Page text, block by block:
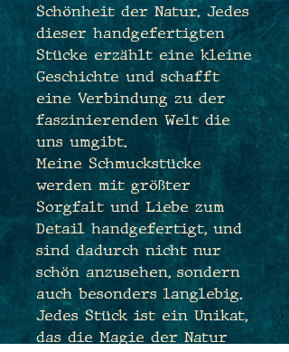
Schönheit der Natur. Jedes
dieser handgefertigten
Stücke erzählt eine kleine
Geschichte und schafft
eine Verbindung zu der
faszinierenden Welt die
uns umgibt.
Meine Schmuckstücke
werden mit größter
Sorgfalt und Liebe zum
Detail handgefertigt, und
sind dadurch nicht nur
schön anzusehen, sondern
auch besonders langlebig.
Jedes Stück ist ein Unikat,
das die Magie der Natur